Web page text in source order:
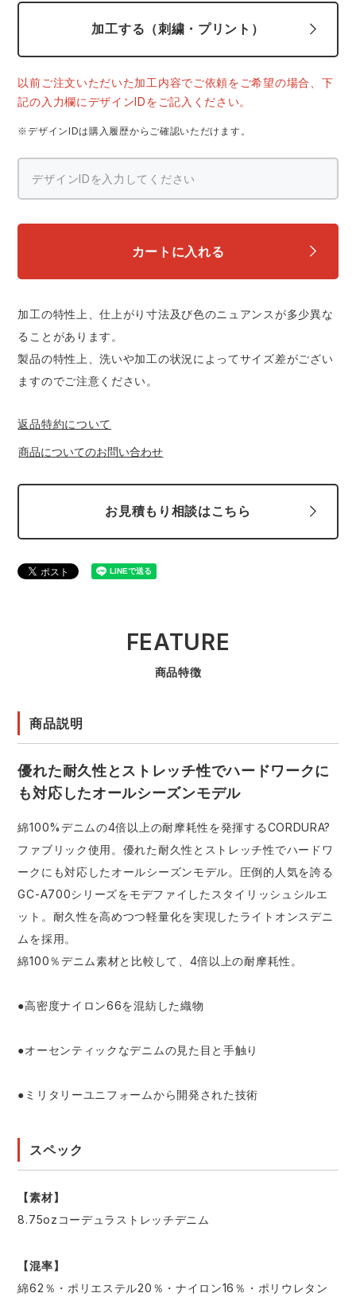
ビッグボーン商事株式会社
加工する（刺繍・プリント）
以前ご注文いただいた加工内容でご依頼をご希望の場合、下
記の入力欄にデザインIDをご記入ください。
※デザインIDは購入履歴からご確認いただけます。
カートに入れる
加工の特性上、仕上がり寸法及び色のニュアンスが多少異な
ることがあります。
製品の特性上、洗いや加工の状況によってサイズ差がござい
ますのでご注意ください。
返品特約について
商品についてのお問い合わせ
お見積もり相談はこちら
FEATURE
商品特徴
商品説明
優れた耐久性とストレッチ性でハードワークに
も対応したオールシーズンモデル
綿100%デニムの4倍以上の耐摩耗性を発揮するCORDURA?
ファブリック使用。優れた耐久性とストレッチ性でハードワ
ークにも対応したオールシーズンモデル。圧倒的人気を誇る
GC-A700シリーズをモデファイしたスタイリッシュシルエ
ット。耐久性を高めつつ軽量化を実現したライトオンスデニ
ムを採用。
綿100％デニム素材と比較して、4倍以上の耐摩耗性。
●高密度ナイロン66を混紡した織物
●オーセンティックなデニムの見た目と手触り
●ミリタリーユニフォームから開発された技術
スペック
【素材】
8.75ozコーデュラストレッチデニム
【混率】
綿62％・ポリエステル20％・ナイロン16％・ポリウレタン